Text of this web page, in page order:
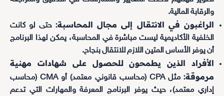
والرقابة المالية.
الراغبون في الانتقال إلى مجال المحاسبة: حتى لو كانت
الخلفية الأكاديمية ليست مباشرة في المحاسبة، يمكن لهذا البرنامج
أن يوفر الأساس المتين اللازم للانتقال بنجاح.
الأفراد الذين يطمحون للحصول على شهادات مهنية
مرموقة:
مثل CPA (محاسب قانوني معتمد) أو CMA (محاسب
إداري معتمد)، حيث يوفر البرنامج المعرفة والمهارات التي تدعم